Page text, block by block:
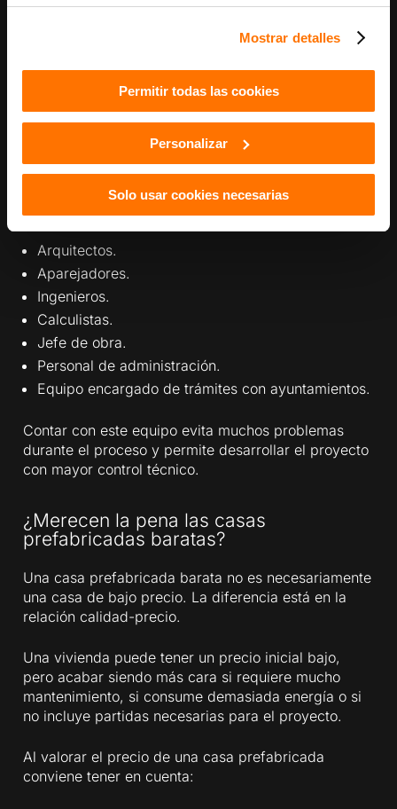
Mostrar detalles
Permitir todas las cookies
Personalizar
Solo usar cookies necesarias
Equipo técnico incluido en el proyecto
Una casa prefabricada de hormigón no es solo una
vivienda que se fabrica y se instala. Requiere
proyecto, dirección técnica, coordinación y control.
En un presupuesto completo pueden intervenir
Arquitectos.
Aparejadores.
Ingenieros.
Calculistas.
Jefe de obra.
Personal de administración.
Equipo encargado de trámites con ayuntamientos.
Contar con este equipo evita muchos problemas
durante el proceso y permite desarrollar el proyecto
con mayor control técnico.
¿Merecen la pena las casas
prefabricadas baratas?
Una casa prefabricada barata no es necesariamente
una casa de bajo precio. La diferencia está en la
relación calidad-precio.
Una vivienda puede tener un precio inicial bajo,
pero acabar siendo más cara si requiere mucho
mantenimiento, si consume demasiada energía o si
no incluye partidas necesarias para el proyecto.
Al valorar el precio de una casa prefabricada
conviene tener en cuenta: